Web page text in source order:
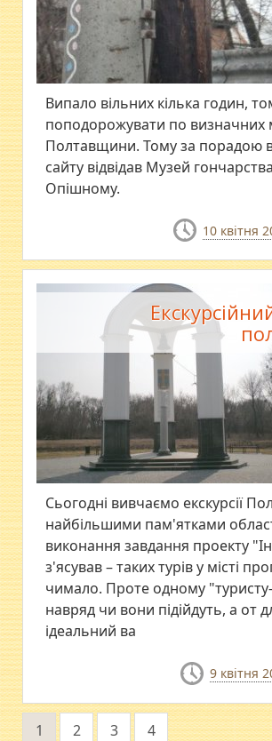
Випало вільних кілька годин,
поподорожувати по визначних
Полтавщини. Тому за порадою
сайту відвідав Музей
Опішному.
10 квітня
Сьогодні вивчаємо екскурсії
найбільшими пам'ятками
виконання завдання проекту
з'ясував – таких турів у місті
чимало. Проте одному
навряд чи вони підійдуть, а от
ідеальний ва
9 квітня
1 2 3 4